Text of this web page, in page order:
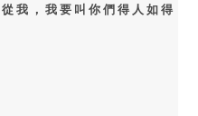
我 ， 我 要 叫 你 們 得 人 如 得